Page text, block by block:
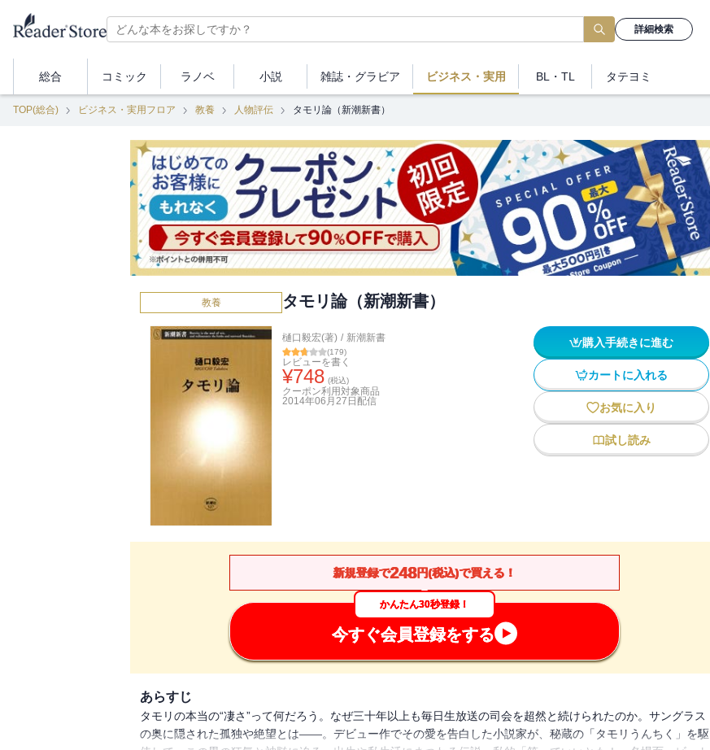
詳細検索
総合 コミック ラノベ 小説 雑誌・ グラビア ビジネス ・実用 BL・TL タテヨミ
TOP(総合) ビジネス・実用フロア 教養 人物評伝 タモリ論（新潮新書）
教養 タモリ論（新潮新書）
樋口毅宏(著) / 新潮新書
(179)
レビューを書く
¥748 (税込)
クーポン利用対象商品
2014年06月27日 配信
購入手続きに進む
カートに入れる
お気に入り
試し読み
新規登録で248円(税込)で買える！
かんたん30秒登録！
今すぐ会員登録をする
あらすじ
タモリの本当の“凄さ”って何だろう。なぜ三十年以上も毎日生放送の司会を超然と続けられたのか。サングラス
の奥に隠された孤独や絶望とは――。デビュー作でその愛を告白した小説家が、秘蔵の「タモリうんちく」を駆